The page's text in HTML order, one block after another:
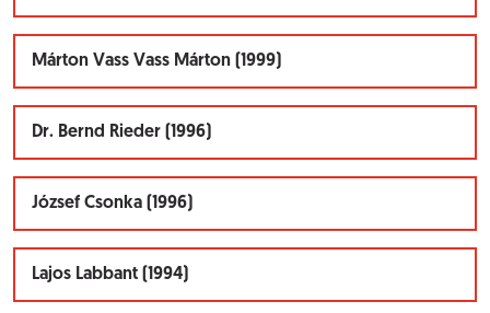
Márton Vass Vass Márton (1999)
Dr. Bernd Rieder (1996)
József Csonka (1996)
Lajos Labbant (1994)